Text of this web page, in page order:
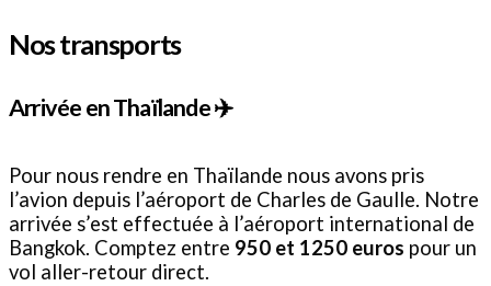
Nos transports
Arrivée en Thaïlande ✈️
Pour nous rendre en Thaïlande nous avons pris
l’avion depuis l’aéroport de Charles de Gaulle. Notre
arrivée s’est effectuée à l’aéroport international de
Bangkok. Comptez entre 950 et 1250 euros pour un
vol aller-retour direct.